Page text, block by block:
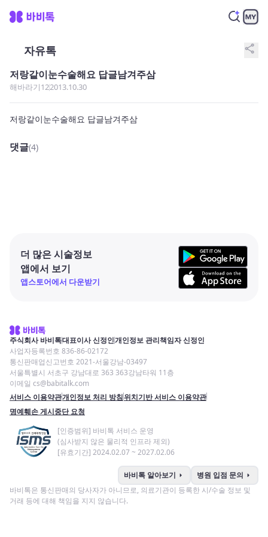
자유톡 share
저랑같이눈수술해요 답글남겨주삼
해바라기122013.10.30
저랑같이눈수술해요 답글남겨주삼
댓글(4)
더 많은 시술정보
앱에서 보기
앱스토어에서 다운받기
주식회사 바비톡대표이사 신정인개인정보 관리책임자 신정인
사업자등록번호 836-86-02172
통신판매업신고번호 2021-서울강남-03497
서울특별시 서초구 강남대로 363 363강남타워 11층
이메일 cs@babitalk.com
서비스 이용약관개인정보 처리 방침위치기반 서비스 이용약관
명예훼손 게시중단 요청
[인증범위] 바비톡 서비스 운영
(심사받지 않은 물리적 인프라 제외)
[유효기간] 2024.02.07 ~ 2027.02.06
바비톡 알아보기 arrow_right 병원 입점 문의 arrow_right
바비톡은 통신판매의 당사자가 아니므로, 의료기관이 등록한 시/수술 정보 및
거래 등에 대해 책임을 지지 않습니다.